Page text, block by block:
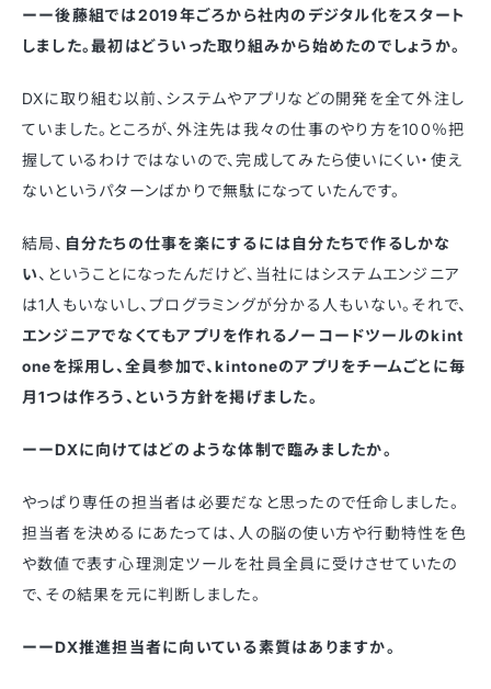
ーー後藤組では2019年ごろから社内のデジタル化をスタート
しました。最初はどういった取り組みから始めたのでしょうか。
DXに取り組む以前、システムやアプリなどの開発を全て外注し
ていました。ところが、外注先は我々の仕事のやり方を100％把
握しているわけではないので、完成してみたら使いにくい・使え
ないというパターンばかりで無駄になっていたんです。
結局、 自分たちの仕事を楽にするには自分たちで作るしかな
い、ということになったんだけど、当社にはシステムエンジニア
は1人もいないし、プログラミングが分かる人もいない。それで、
エンジニアでなくてもアプリを作れるノーコードツールのkint
oneを採用し、全員参加で、kintoneのアプリをチームごとに毎
月1つは作ろう、という方針を掲げました。
ーーDXに向けてはどのような体制で臨みましたか。
やっぱり専任の担当者は必要だなと思ったので任命しました。
担当者を決めるにあたっては、人の脳の使い方や行動特性を色
や数値で表す心理測定ツールを社員全員に受けさせていたの
で、その結果を元に判断しました。
ーーDX推進担当者に向いている素質はありますか。